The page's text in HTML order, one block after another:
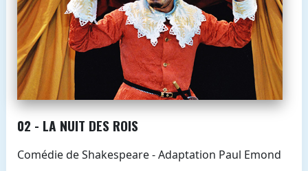
02 - LA NUIT DES ROIS
Comédie de Shakespeare - Adaptation Paul Emond